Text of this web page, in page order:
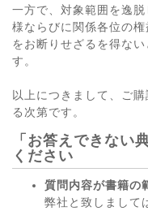
一方で、対象範囲を逸
様ならびに関係各位の
をお断りせざるを得な
す。
以上につきまして、ご
る次第です。
「お答えできない
ください
質問内容が書籍の
弊社と致しまして